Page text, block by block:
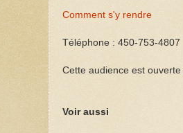
Comment s'y rendre
Téléphone : 450-753-4807
Cette audience est ouverte
Voir aussi